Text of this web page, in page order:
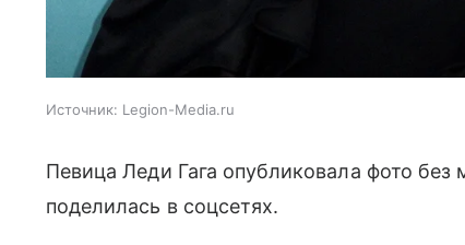
Источник: Legion-Media.ru
Певица Леди Гага опубликовала фото
поделилась в соцсетях.